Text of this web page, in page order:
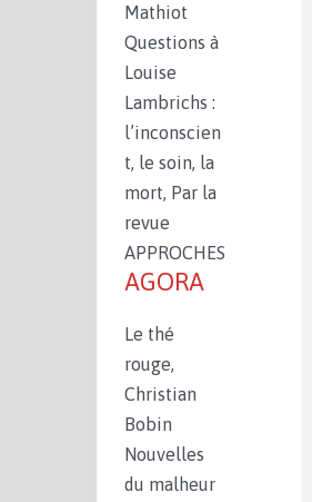
Mathiot
Questions à
Louise
Lambrichs :
l’inconscien
t, le soin, la
mort, Par la
revue
APPROCHES
AGORA
Le thé
rouge,
Christian
Bobin
Nouvelles
du malheur